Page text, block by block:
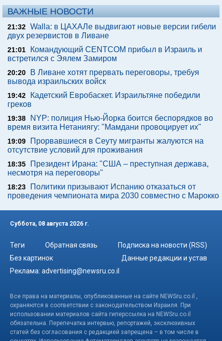
ВАЖНЫЕ НОВОСТИ
21:32 Walla: в ЦАХАЛе выдвигают новые версии гибели
двух резервистов в Ливане
21:01
Командующий CENTCOM прибыл в Израиль и
встретился с Эялем Замиром
20:20
В Ливане хотят прервать переговоры, требуя
вывода израильских войск
19:42
Кадетский Евробаскет. Израильтяне победили
греков
19:38
NYP: полиция Нью-Йорка боится беспорядков во
время визита Нетаниягу: "Мамдани провоцирует их"
19:09
Прорвавшиеся в Сеуту мигранты жалуются на
отсутствие условий для проживания
18:35
Президент Ирана: "США – преступная держава,
несмотря на переговоры"
18:23
Политики призывают Испанию отказаться от
проведения чемпионата мира 2030 совместно с Марокко
Суббота, 08 августа 2026 г.
Теги Обратная связь
Подписка на новости (RSS)
Без картинок
Данные редакции и устав
Реклама: advertising@newsru.co.il
Все права на материалы, опубликованные на сайте NEWSru.co.il ,
охраняются в соответствии с законодательством Израиля. При
использовании материалов сайта гиперссылка на NEWSru.co.il
обязательна. Перепечатка интервью, репортажей, эксклюзивных
статей без согласования с редакцией запрещена – в том числе в